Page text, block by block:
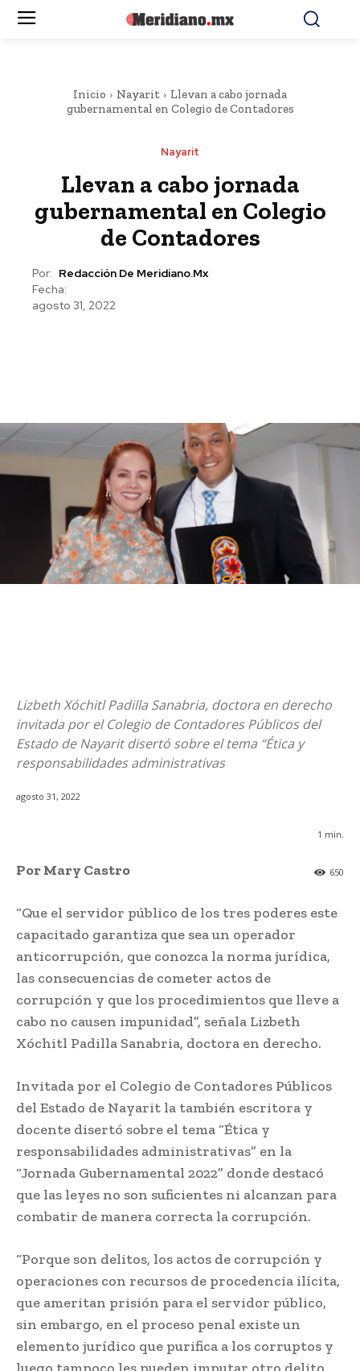
Inicio Nayarit
Llevan a cabo jornada
gubernamental en Colegio de Contadores
Nayarit
Llevan a cabo jornada
gubernamental en Colegio
de Contadores
Por: Redacción De Meridiano.mx
Fecha:
agosto 31, 2022
Lizbeth Xóchitl Padilla Sanabria, doctora en derecho
invitada por el Colegio de Contadores Públicos del
Estado de Nayarit disertó sobre el tema “Ética y
responsabilidades administrativas
agosto 31, 2022
1 min.
650
Por Mary Castro
“Que el servidor público de los tres poderes este
capacitado garantiza que sea un operador
anticorrupción, que conozca la norma jurídica,
las consecuencias de cometer actos de
corrupción y que los procedimientos que lleve a
cabo no causen impunidad”, señala Lizbeth
Xóchitl Padilla Sanabria, doctora en derecho.
Invitada por el Colegio de Contadores Públicos
del Estado de Nayarit la también escritora y
docente disertó sobre el tema “Ética y
responsabilidades administrativas” en la
“Jornada Gubernamental 2022” donde destacó
que las leyes no son suficientes ni alcanzan para
combatir de manera correcta la corrupción.
“Porque son delitos, los actos de corrupción y
operaciones con recursos de procedencia ilícita,
que ameritan prisión para el servidor público,
sin embargo, en el proceso penal existe un
elemento jurídico que purifica a los corruptos y